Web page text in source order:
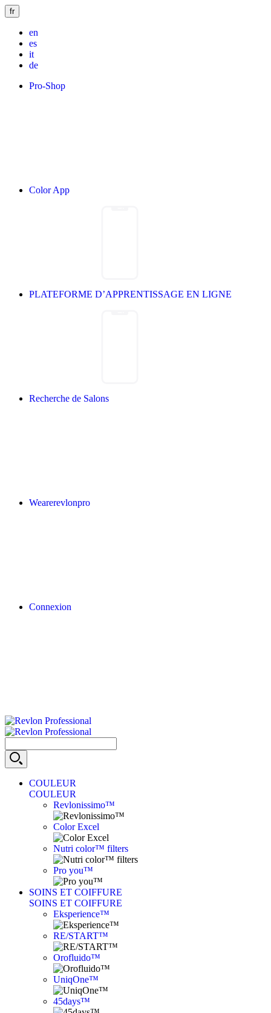
fr
en
es
it
de
Pro-Shop
Color App
PLATEFORME D’APPRENTISSAGE EN LIGNE
Recherche de Salons
Wearerevlonpro
Connexion
COULEUR
COULEUR
Revlonissimo™
Color Excel
Nutri color™ filters
Pro you™
SOINS ET COIFFURE
SOINS ET COIFFURE
Eksperience™
RE/START™
Orofluido™
UniqOne™
45days™